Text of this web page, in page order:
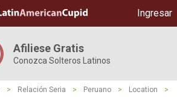
Ingresar
Afiliese Gratis
Conozca Solteros Latinos
> Relación Seria > Peruano > Location
>